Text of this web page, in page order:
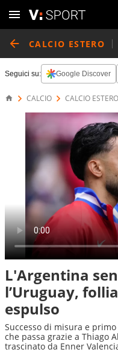
CALCIO ESTERO
Seguici su: Google Discover
CALCIO CALCIO ESTERO
L'Argentina
l’Uruguay,
espulso
Successo di misura e
che passa grazie a Thiago
trascinato da Enner